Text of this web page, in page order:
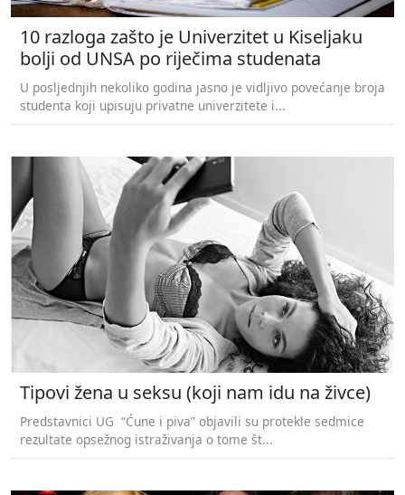
10 razloga zašto je Univerzitet u Kiseljaku
bolji od UNSA po riječima studenata
U posljednjih nekoliko godina jasno je vidljivo povećanje broja
studenta koji upisuju privatne univerzitete i...
Tipovi žena u seksu (koji nam idu na živce)
Predstavnici UG “Ćune i piva” objavili su protekle sedmice
rezultate opsežnog istraživanja o tome št...